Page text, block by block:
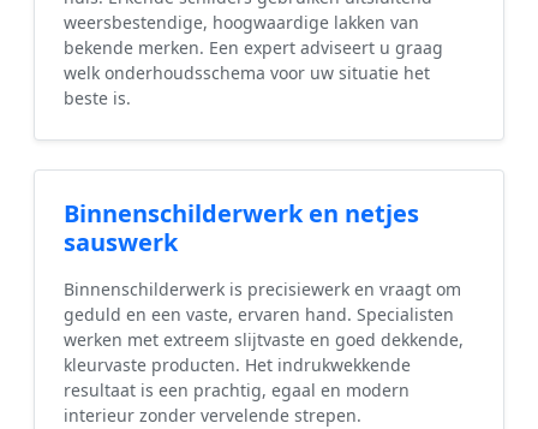
weersbestendige, hoogwaardige lakken van
bekende merken. Een expert adviseert u graag
welk onderhoudsschema voor uw situatie het
beste is.
Binnenschilderwerk en netjes
sauswerk
Binnenschilderwerk is precisiewerk en vraagt om
geduld en een vaste, ervaren hand. Specialisten
werken met extreem slijtvaste en goed dekkende,
kleurvaste producten. Het indrukwekkende
resultaat is een prachtig, egaal en modern
interieur zonder vervelende strepen.